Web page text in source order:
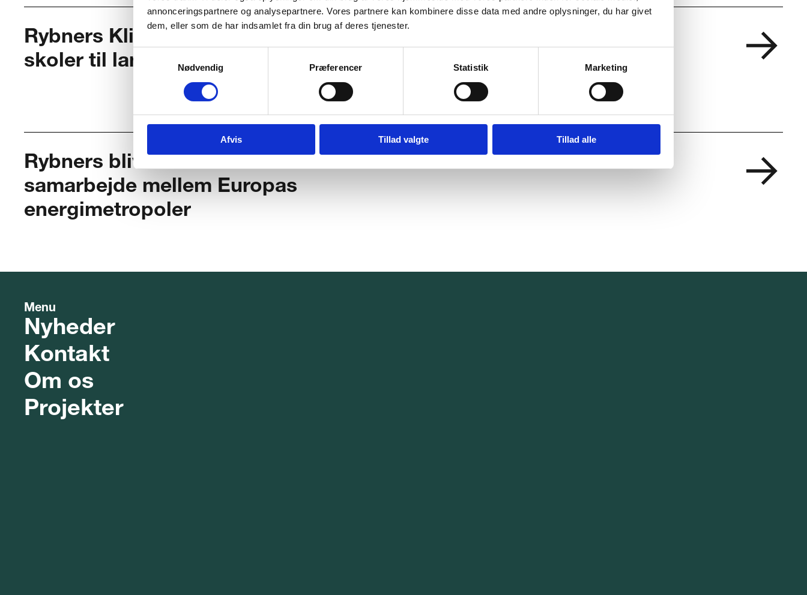
annonceringspartnere og analysepartnere. Vores partnere kan kombinere disse data med andre oplysninger, du har givet
dem, eller som de har indsamlet fra din brug af deres tjenester.
Nødvendig
Præferencer Statistik Marketing
Afvis Tillad valgte Tillad alle
Rybners Klimaerhvervsskole samler 13
skoler til landsdækkende skolenetværk
Rybners bliver del af internationalt
samarbejde mellem Europas
energimetropoler
Menu
Nyheder
Kontakt
Om os
Projekter